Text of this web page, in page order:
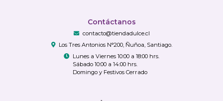
Contáctanos
contacto@tiendadulce.cl
Los Tres Antonios N°200, Ñuñoa, Santiago.
Lunes a Viernes 10:00 a 18:00 hrs.
Sábado 10:00 a 14:00 hrs.
Domingo y Festivos Cerrado